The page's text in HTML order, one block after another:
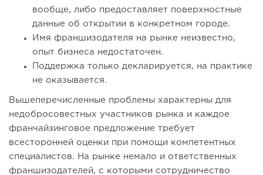
вообще, либо предоставляет поверхностные
данные об открытии в конкретном городе.
Имя франшизодателя на рынке неизвестно,
опыт бизнеса недостаточен.
Поддержка только декларируется, на практике
не оказывается.
Вышеперечисленные проблемы характерны для
недобросовестных участников рынка и каждое
франчайзинговое предложение требует
всесторонней оценки при помощи компетентных
специалистов. На рынке немало и ответственных
франшизодателей, с которыми сотрудничество